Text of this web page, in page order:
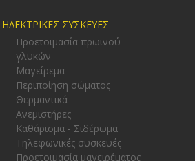
ΗΛΕΚΤΡΙΚΕΣ ΣΥΣΚΕΥΕΣ
Προετοιμασία πρωϊνού -
γλυκών
Μαγείρεμα
Περιποίηση σώματος
Θερμαντικά
Ανεμιστήρες
Καθάρισμα - Σιδέρωμα
Τηλεφωνικές συσκευές
Προετοιμασία μαγειρέματος